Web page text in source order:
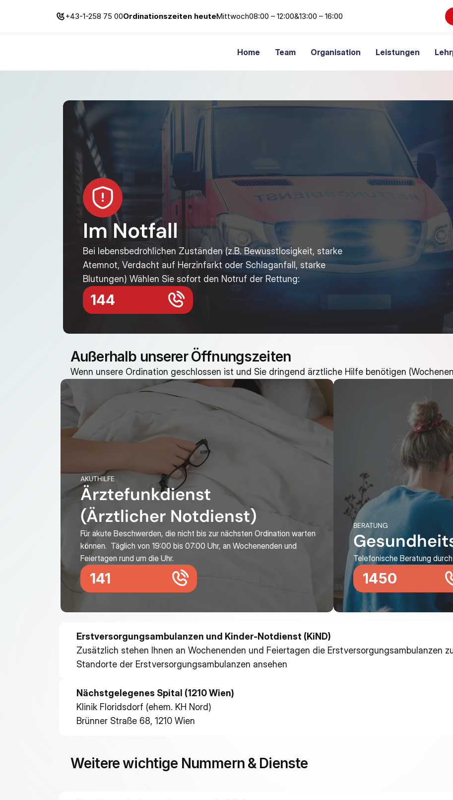
+43-1-258 75 00 Mittwoch08:00 – 12:00&13:00 – 16:00
Ordinationszeiten heute:
Home Team Organisation Leistungen
Im Notfall
Bei lebensbedrohlichen Zuständen (z.B. Bewusstlosigkeit, starke
Atemnot, Verdacht auf Herzinfarkt oder Schlaganfall, starke
Blutungen) Wählen Sie sofort den Notruf der Rettung:
144
Außerhalb unserer Öffnungszeiten
Wenn unsere Ordination geschlossen ist und Sie dringend ärztliche Hilfe benötigen
AKUTHILFE
Ärztefunkdienst
(Ärztlicher Notdienst)
Für akute Beschwerden, die nicht bis zur nächsten Ordination warten
können.  Täglich von 19:00 bis 07:00 Uhr, an Wochenenden und
Feiertagen rund um die Uhr.
141
BERATUNG
Telefonische Beratung
1450
Erstversorgungsambulanzen und Kinder-Notdienst (KiND)
Zusätzlich stehen Ihnen an Wochenenden und Feiertagen die Erstversorgungsambulanzen
Standorte der Erstversorgungsambulanzen ansehen
Nächstgelegenes Spital (1210 Wien)
Klinik Floridsdorf (ehem. KH Nord)
Brünner Straße 68, 1210 Wien
Weitere wichtige Nummern & Dienste